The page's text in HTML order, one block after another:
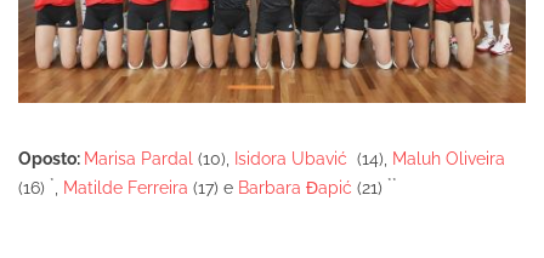
Oposto: Marisa Pardal (10), Isidora Ubavić (14),
Maluh Oliveira
(16) * Matilde Ferreira (17) e Barbara Đapić (21) **